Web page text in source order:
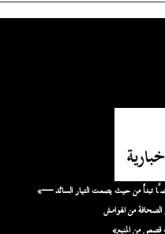
«نحن نُضخّم الأصوات التي لها قيمة، ونروي قصصًا تبدأ من حيث يصمت التيار السائد —